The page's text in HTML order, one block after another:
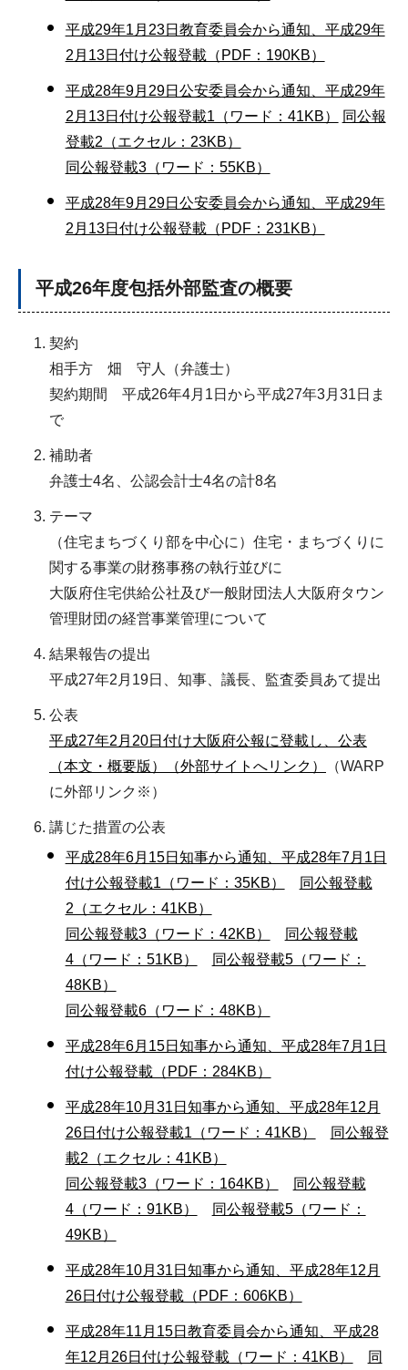
平成29年1月23日教育委員会から通知、平成29年
2月13日付け公報登載（PDF：190KB）
平成28年9月29日公安委員会から通知、平成29年
2月13日付け公報登載1（ワード：41KB）
同公報
登載2（エクセル：23KB）
同公報登載3（ワード：55KB）
平成28年9月29日公安委員会から通知、平成29年
2月13日付け公報登載（PDF：231KB）
平成26年度包括外部監査の概要
契約
相手方 畑 守人（弁護士）
契約期間 平成26年4月1日から平成27年3月31日ま
で
補助者
弁護士4名、公認会計士4名の計8名
テーマ
（住宅まちづくり部を中心に）住宅・まちづくりに
関する事業の財務事務の執行並びに
大阪府住宅供給公社及び一般財団法人大阪府タウン
管理財団の経営事業管理について
結果報告の提出
平成27年2月19日、知事、議長、監査委員あて提出
公表
平成27年2月20日付け大阪府公報に登載し、公表
（本文・概要版）（外部サイトへリンク）
（WARP
に外部リンク※）
講じた措置の公表
平成28年6月15日知事から通知、平成28年7月1日
付け公報登載1（ワード：35KB）
同公報登載
2（エクセル：41KB）
同公報登載3（ワード：42KB）
同公報登載
4（ワード：51KB）
同公報登載5（ワード：
48KB）
同公報登載6（ワード：48KB）
平成28年6月15日知事から通知、平成28年7月1日
付け公報登載（PDF：284KB）
平成28年10月31日知事から通知、平成28年12月
26日付け公報登載1（ワード：41KB）
同公報登
載2（エクセル：41KB）
同公報登載3（ワード：164KB）
同公報登載
4（ワード：91KB）
同公報登載5（ワード：
49KB）
平成28年10月31日知事から通知、平成28年12月
26日付け公報登載（PDF：606KB）
平成28年11月15日教育委員会から通知、平成28
年12月26日付け公報登載（ワード：41KB）
同